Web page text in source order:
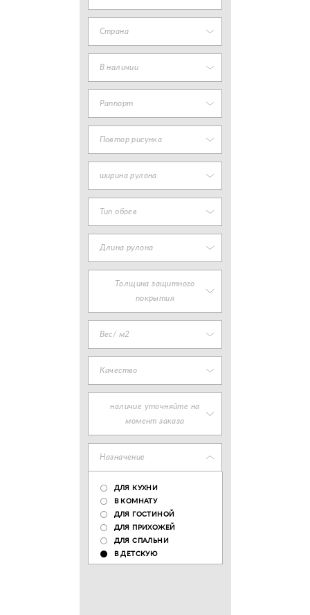
Страна
В наличии
Раппорт
Повтор рисунка
ширина рулона
Тип обоев
Длина рулона
Толщина защитного
покрытия
Вес/ м2
Качество
наличие уточняйте на
момент заказа
Назначение
ДЛЯ КУХНИ
В КОМНАТУ
ДЛЯ ГОСТИНОЙ
ДЛЯ ПРИХОЖЕЙ
ДЛЯ СПАЛЬНИ
В ДЕТСКУЮ